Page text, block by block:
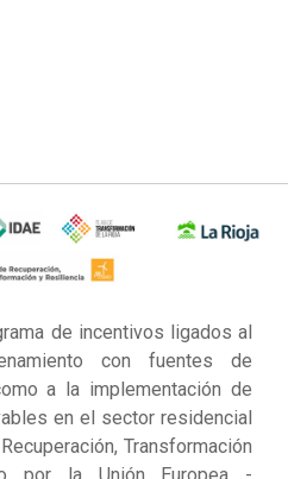
de incentivos ligados al
con fuentes de
a la implementación de
en el sector residencial
Transformación